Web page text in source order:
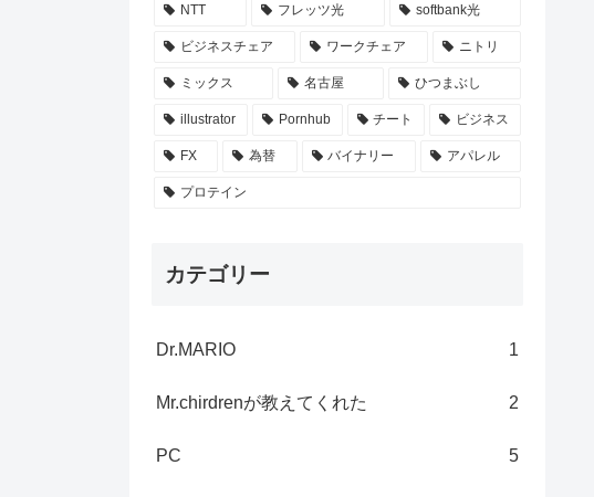
NTT フレッツ光 softbank光
ビジネスチェア ワークチェア ニトリ
ミックス 名古屋 ひつまぶし
illustrator Pornhub チート ビジネス
FX 為替 バイナリー アパレル
プロテイン
カテゴリー
Dr.MARIO 1
Mr.chirdrenが教えてくれた 2
PC 5